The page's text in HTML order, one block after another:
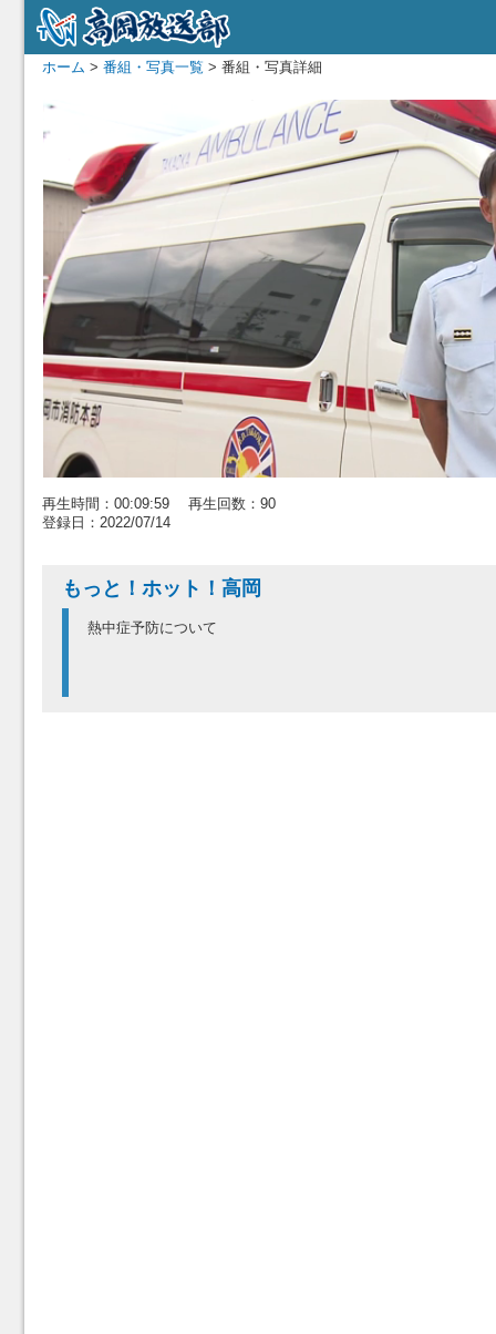
ホーム > 番組・写真一覧 > 番組・写真詳細
再生時間：00:09:59 再生回数：90
登録日：2022/07/14
もっと！ホット！高岡
熱中症予防について